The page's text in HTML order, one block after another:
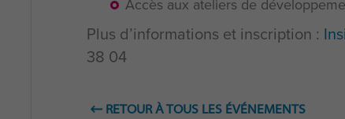
Accès aux ateliers de
Plus d’informations et inscription :
38 04
RETOUR À TOUS LES ÉVÉNEMENTS